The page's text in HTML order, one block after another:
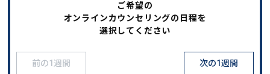
ご希望の
オンラインカウンセリングの日程を
選択してください
前の1週間 次の1週間